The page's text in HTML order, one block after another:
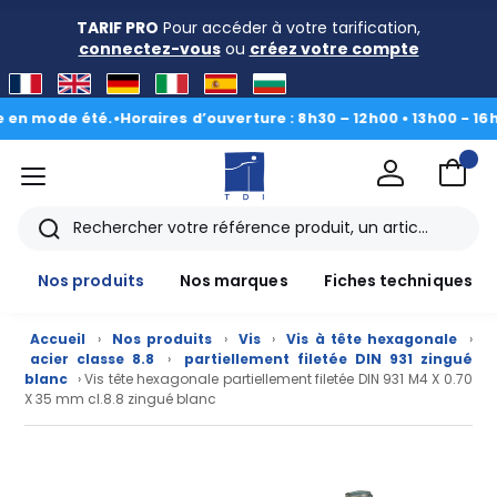
TARIF PRO Pour accéder à votre tarification,
connectez-vousou créez votre compte
été.•Horaires d’ouverture : 8h30 – 12h00 • 13h00 - 16h30|
menu
Rechercher
Nos produits
Nos marques Fiches techniques
Accueil › Nos produits › Vis › Vis à tête hexagonale
›
acier classe 8.8
›
partiellement filetée DIN 931 zingué
blanc › Vis tête hexagonale partiellement filetée DIN 931 M4 X 0.70
X 35 mm cl.8.8 zingué blanc